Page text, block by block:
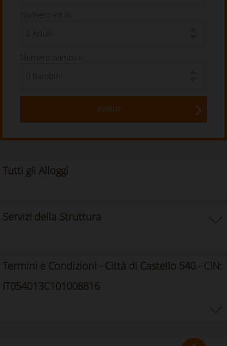
Numero adulti
Numero bambini
AVANTI
Tutti gli Alloggi
Servizi della Struttura
Termini e Condizioni - Città di Castello 540 - CIN:
IT054013C101008816